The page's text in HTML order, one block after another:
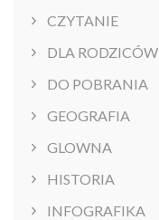
CZYTANIE
DLA RODZICÓW
DO POBRANIA
GEOGRAFIA
GLOWNA
HISTORIA
INFOGRAFIKA